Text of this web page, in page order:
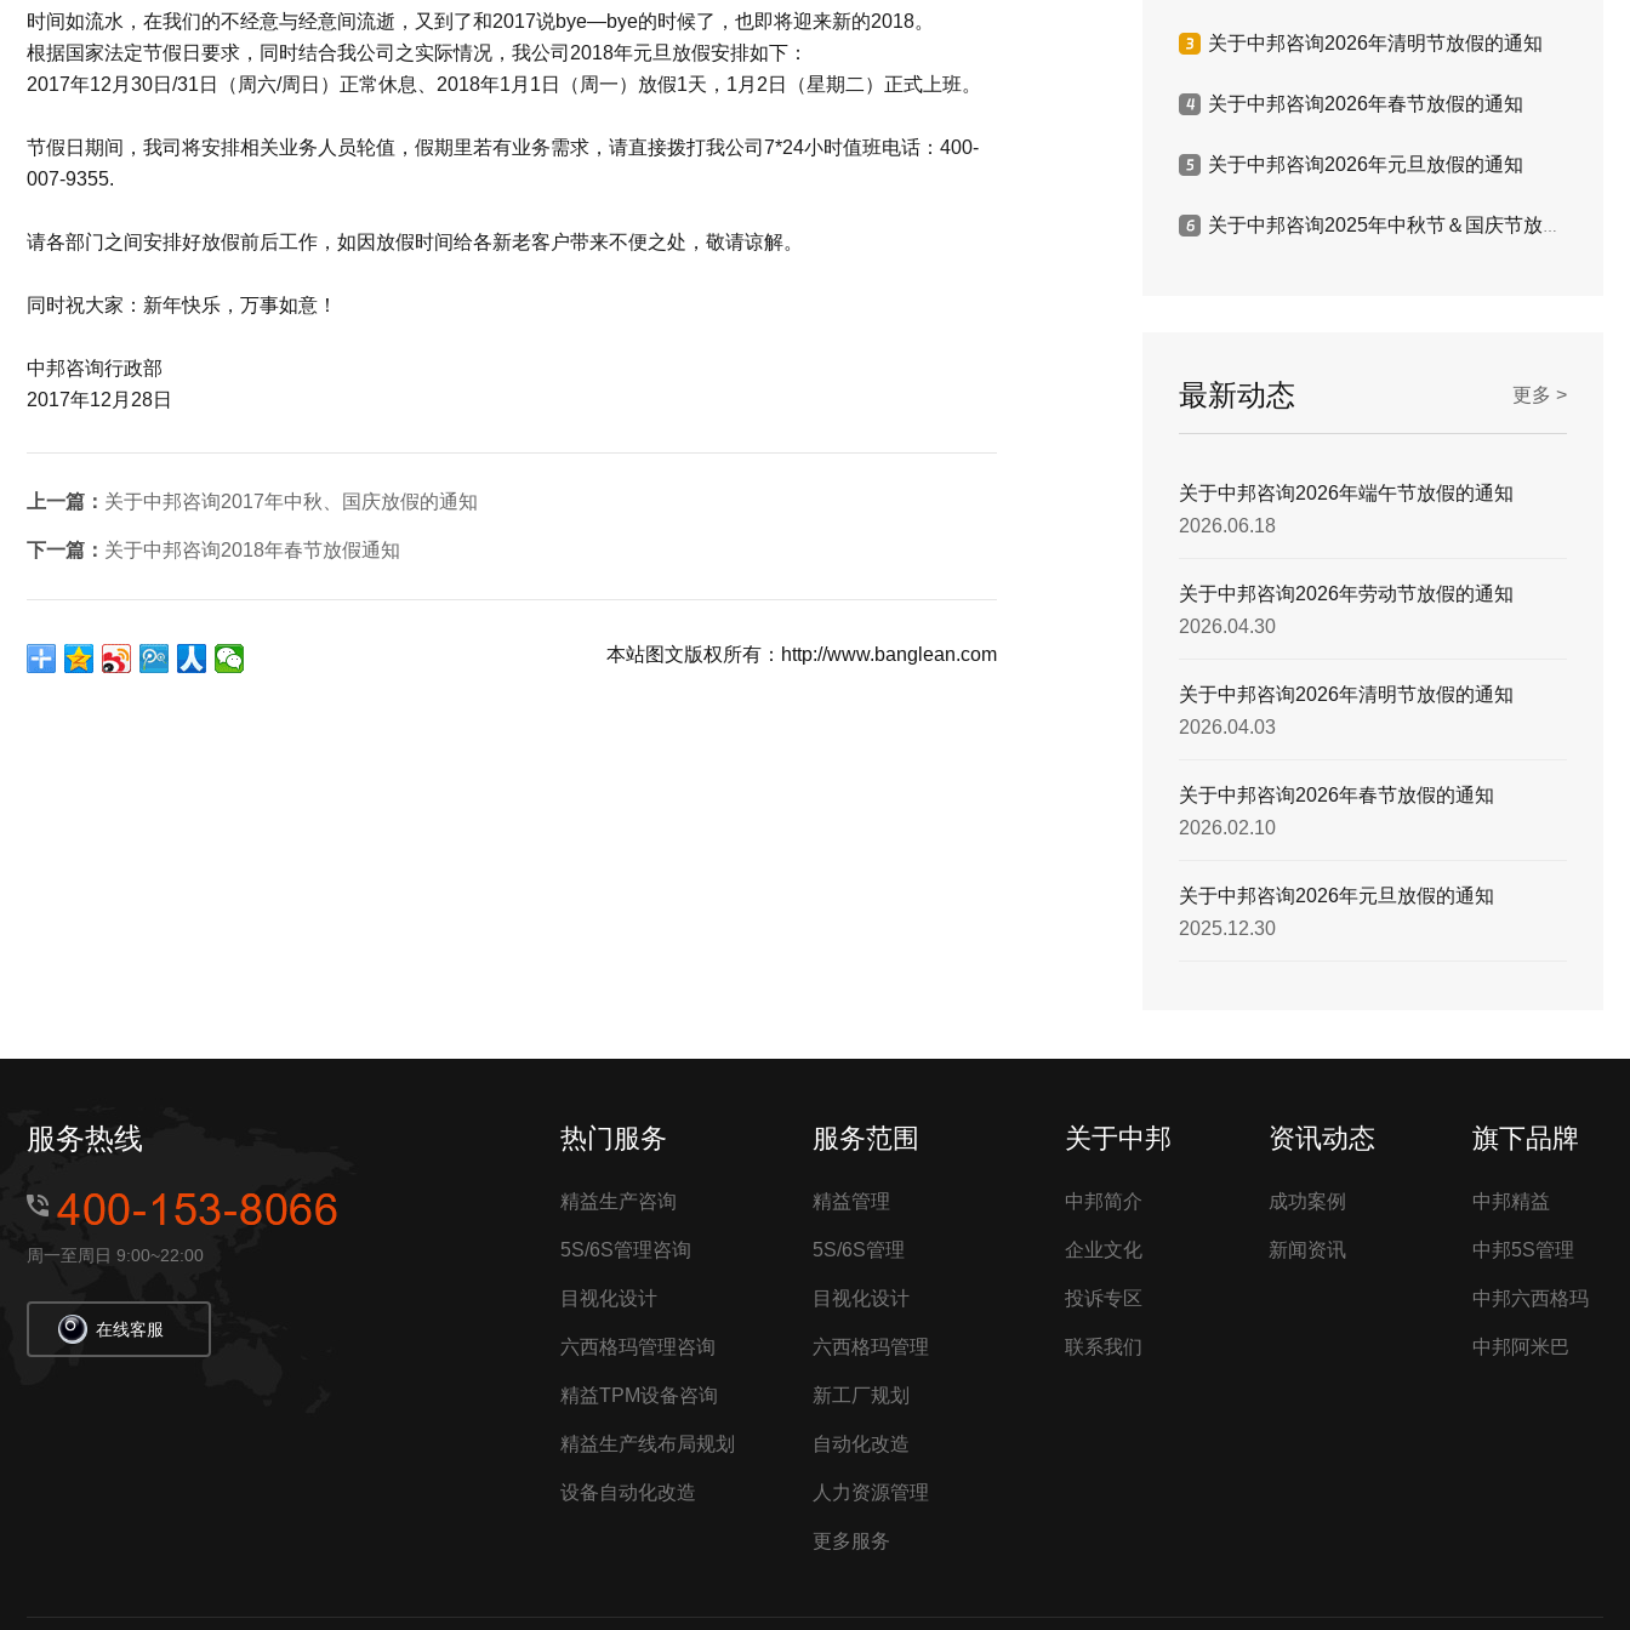
时间如流水，在我们的不经意与经意间流逝，又到了和2017说bye—bye的时候了，也即将迎来新的2018。
根据国家法定节假日要求，同时结合我公司之实际情况，我公司2018年元旦放假安排如下：
2017年12月30日/31日（周六/周日）正常休息、2018年1月1日（周一）放假1天，1月2日（星期二）正式上班。
节假日期间，我司将安排相关业务人员轮值，假期里若有业务需求，请直接拨打我公司7*24小时值班电话：400-
007-9355.
请各部门之间安排好放假前后工作，如因放假时间给各新老客户带来不便之处，敬请谅解。
同时祝大家：新年快乐，万事如意！
中邦咨询行政部
2017年12月28日
上一篇： 关于中邦咨询2017年中秋、国庆放假的通知
下一篇： 关于中邦咨询2018年春节放假通知
本站图文版权所有：http://www.banglean.com
关于中邦咨询2026年清明节放假的通知
关于中邦咨询2026年春节放假的通知
关于中邦咨询2026年元旦放假的通知
关于中邦咨询2025年中秋节＆国庆节放假的通知
最新动态 更多 >
关于中邦咨询2026年端午节放假的通知
2026.06.18
关于中邦咨询2026年劳动节放假的通知
2026.04.30
关于中邦咨询2026年清明节放假的通知
2026.04.03
关于中邦咨询2026年春节放假的通知
2026.02.10
关于中邦咨询2026年元旦放假的通知
2025.12.30
服务热线
周一至周日 9:00~22:00
在线客服
热门服务
精益生产咨询
5S/6S管理咨询
目视化设计
六西格玛管理咨询
精益TPM设备咨询
精益生产线布局规划
设备自动化改造
服务范围
精益管理
5S/6S管理
目视化设计
六西格玛管理
新工厂规划
自动化改造
人力资源管理
更多服务
关于中邦
中邦简介
企业文化
投诉专区
联系我们
资讯动态
成功案例
新闻资讯
旗下品牌
中邦精益
中邦5S管理
中邦六西格玛
中邦阿米巴